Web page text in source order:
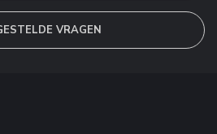
VRAGEN